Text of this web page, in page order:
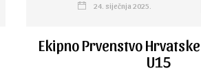
24. siječnja 2025.
Ekipno Prvenstvo
U15